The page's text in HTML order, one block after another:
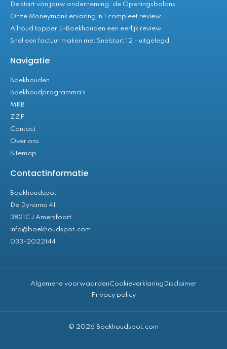
De start van jouw onderneming: de Openingsbalans
Onze Moneymonk ervaring in 1 compleet review
Allroud topper E-Boekhouden een eerlijk review
Snel een factuur maken met Snelstart 12 - uitgelegd
Navigatie
Boekhouden
Boekhoudprogramma's
MKB
ZZP
Contact
Over ons
Sitemap
Contactinformatie
Boekhoudspot
De Dynamo 41
3821CJ Amersfoort
info@boekhoudspot.com
033-2022144
Algemene voorwaardenCookieverklaring Disclaimer
Privacy policy
© 2026 Boekhoudspot.com